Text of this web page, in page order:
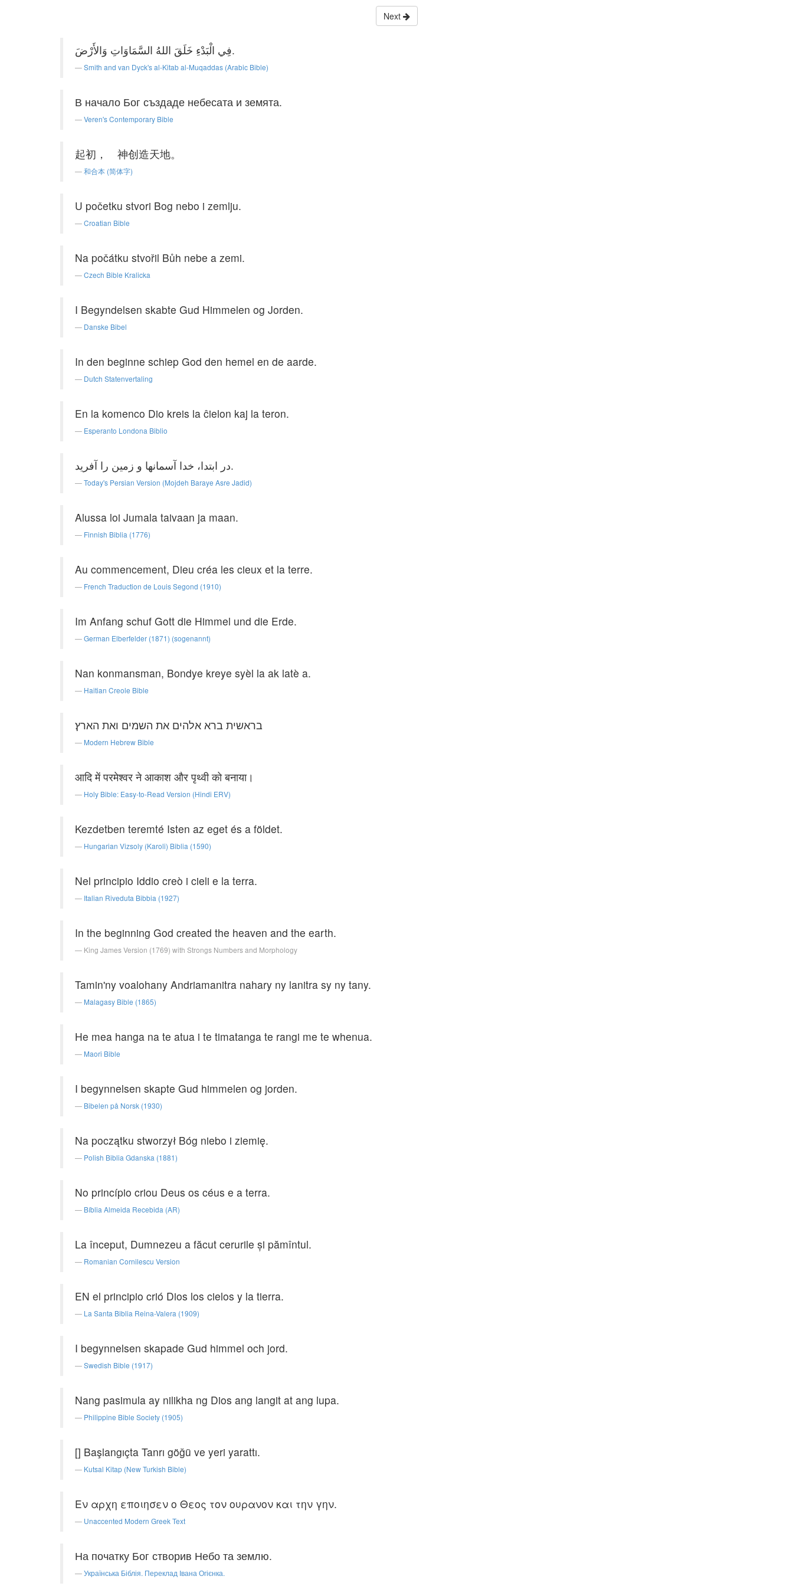
Next
فِي الْبَدْءِ خَلَقَ اللهُ السَّمَاوَاتِ وَالأَرْضَ.
Smith and van Dyck's al-Kitab al-Muqaddas (Arabic Bible)
В начало Бог създаде небесата и земята.
Veren's Contemporary Bible
起初， 神创造天地。
和合本 (简体字)
U početku stvori Bog nebo i zemlju.
Croatian Bible
Na počátku stvořil Bůh nebe a zemi.
Czech Bible Kralicka
I Begyndelsen skabte Gud Himmelen og Jorden.
Danske Bibel
In den beginne schiep God den hemel en de aarde.
Dutch Statenvertaling
En la komenco Dio kreis la ĉielon kaj la teron.
Esperanto Londona Biblio
در ابتدا، خدا آسمانها و زمین را آفرید.
Today's Persian Version (Mojdeh Baraye Asre Jadid)
Alussa loi Jumala taivaan ja maan.
Finnish Biblia (1776)
Au commencement, Dieu créa les cieux et la terre.
French Traduction de Louis Segond (1910)
Im Anfang schuf Gott die Himmel und die Erde.
German Elberfelder (1871) (sogenannt)
Nan konmansman, Bondye kreye syèl la ak latè a.
Haitian Creole Bible
בראשית ברא אלהים את השמים ואת הארץ׃
Modern Hebrew Bible
आदि में परमेश्वर ने आकाश और पृथ्वी को बनाया।
Holy Bible: Easy-to-Read Version (Hindi ERV)
Kezdetben teremté Isten az eget és a földet.
Hungarian Vizsoly (Karoli) Biblia (1590)
Nel principio Iddio creò i cieli e la terra.
Italian Riveduta Bibbia (1927)
In the beginning God created the heaven and the earth.
King James Version (1769) with Strongs Numbers and Morphology
Tamin'ny voalohany Andriamanitra nahary ny lanitra sy ny tany.
Malagasy Bible (1865)
He mea hanga na te atua i te timatanga te rangi me te whenua.
Maori Bible
I begynnelsen skapte Gud himmelen og jorden.
Bibelen på Norsk (1930)
Na początku stworzył Bóg niebo i ziemię.
Polish Biblia Gdanska (1881)
No princípio criou Deus os céus e a terra.
Bíblia Almeida Recebida (AR)
La început, Dumnezeu a făcut cerurile şi pămîntul.
Romanian Cornilescu Version
EN el principio crió Dios los cielos y la tierra.
La Santa Biblia Reina-Valera (1909)
I begynnelsen skapade Gud himmel och jord.
Swedish Bible (1917)
Nang pasimula ay nilikha ng Dios ang langit at ang lupa.
Philippine Bible Society (1905)
[] Başlangıçta Tanrı göğü ve yeri yarattı.
Kutsal Kitap (New Turkish Bible)
Εν αρχη εποιησεν ο Θεος τον ουρανον και την γην.
Unaccented Modern Greek Text
На початку Бог створив Небо та землю.
Українська Біблія. Переклад Івана Огієнка.